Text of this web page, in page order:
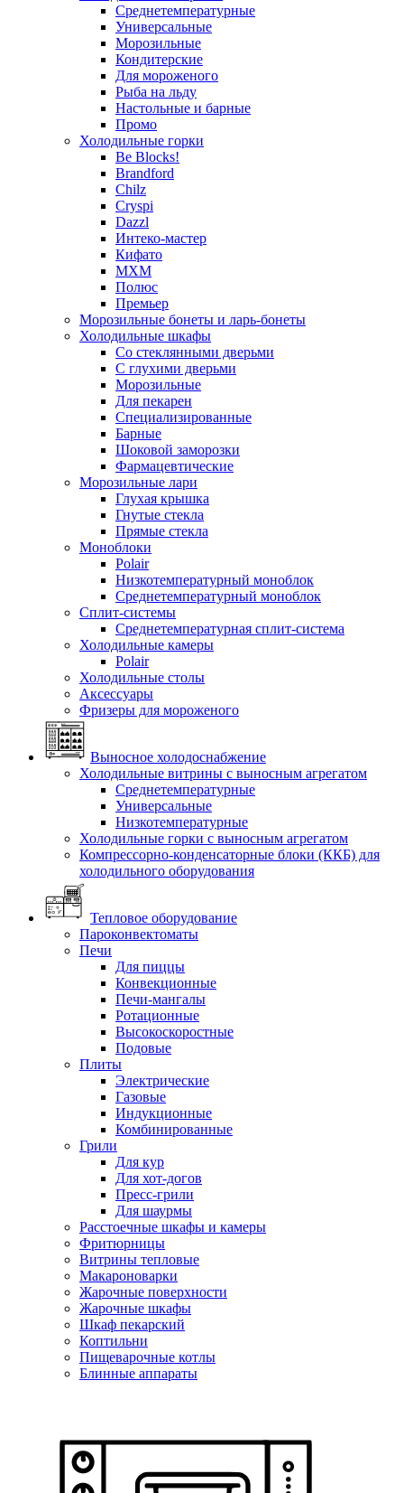
Среднетемпературные
Универсальные
Морозильные
Кондитерские
Для мороженого
Рыба на льду
Настольные и барные
Промо
Холодильные горки
Be Blocks!
Brandford
Chilz
Cryspi
Dazzl
Интеко-мастер
Кифато
МХМ
Полюс
Премьер
Морозильные бонеты и ларь-бонеты
Холодильные шкафы
Со стеклянными дверьми
С глухими дверьми
Морозильные
Для пекарен
Специализированные
Барные
Шоковой заморозки
Фармацевтические
Морозильные лари
Глухая крышка
Гнутые стекла
Прямые стекла
Моноблоки
Polair
Низкотемпературный моноблок
Среднетемпературный моноблок
Сплит-системы
Среднетемпературная сплит-система
Холодильные камеры
Polair
Холодильные столы
Аксессуары
Фризеры для мороженого
Выносное холодоснабжение
Холодильные витрины с выносным агрегатом
Среднетемпературные
Универсальные
Низкотемпературные
Холодильные горки с выносным агрегатом
Компрессорно-конденсаторные блоки (ККБ) для
холодильного оборудования
Тепловое оборудование
Пароконвектоматы
Печи
Для пиццы
Конвекционные
Печи-мангалы
Ротационные
Высокоскоростные
Подовые
Плиты
Электрические
Газовые
Индукционные
Комбинированные
Грили
Для кур
Для хот-догов
Пресс-грили
Для шаурмы
Расстоечные шкафы и камеры
Фритюрницы
Витрины тепловые
Макароноварки
Жарочные поверхности
Жарочные шкафы
Шкаф пекарский
Коптильни
Пищеварочные котлы
Блинные аппараты